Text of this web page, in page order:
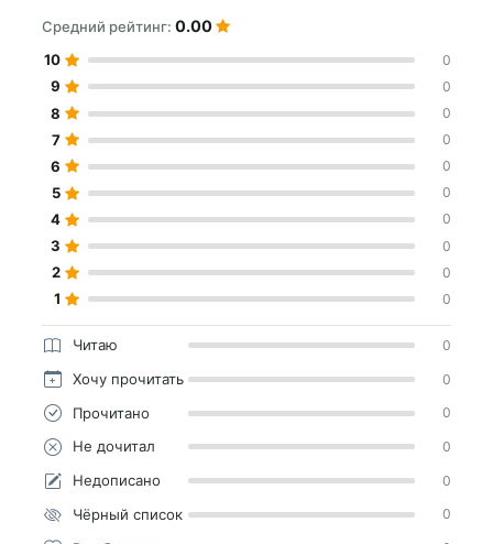
Средний рейтинг: 0.00
10 0
9 0
8 0
7 0
6 0
5 0
4 0
3 0
2 0
1 0
Читаю 0
Хочу прочитать 0
Прочитано 0
Не дочитал 0
Недописано 0
Чёрный список 0